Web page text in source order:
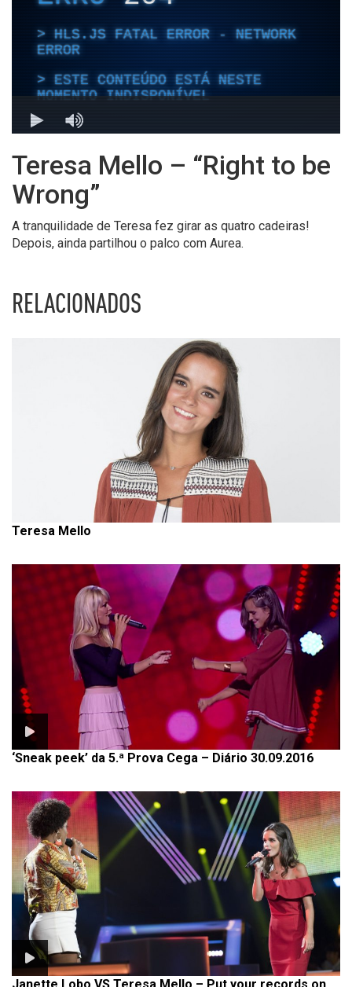
Teresa Mello – “Right to be
Wrong”
A tranquilidade de Teresa fez girar as quatro cadeiras!
Depois, ainda partilhou o palco com Aurea.
RELACIONADOS
Teresa Mello
‘Sneak peek’ da 5.ª Prova Cega – Diário 30.09.2016
Janette Lobo VS Teresa Mello – Put your records on